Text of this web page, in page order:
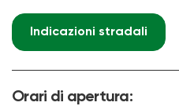
Indicazioni stradali
Orari di apertura: